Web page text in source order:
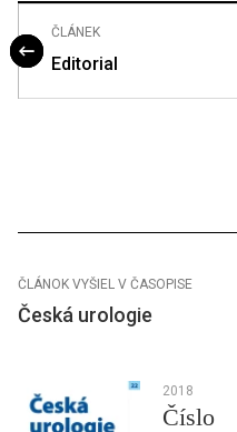
ČLÁNEK
Editorial
ČLÁNOK VYŠIEL V ČASOPISE
Česká urologie
2018
Číslo